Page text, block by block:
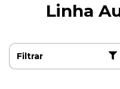
Linha
Filtrar